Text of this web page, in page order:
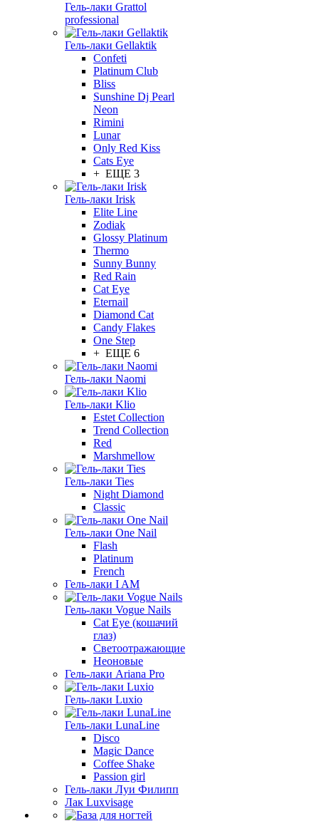
Гель-лаки Grattol
professional
Гель-лаки Gellaktik
Confeti
Platinum Club
Bliss
Sunshine Dj Pearl
Neon
Rimini
Lunar
Only Red Kiss
Cats Eye
+ ЕЩЕ 3
Гель-лаки Irisk
Elite Line
Zodiak
Glossy Platinum
Thermo
Sunny Bunny
Red Rain
Cat Eye
Eternail
Diamond Cat
Candy Flakes
One Step
+ ЕЩЕ 6
Гель-лаки Naomi
Гель-лаки Klio
Estet Collection
Trend Collection
Red
Marshmellow
Гель-лаки Ties
Night Diamond
Classic
Гель-лаки One Nail
Flash
Platinum
French
Гель-лаки I AM
Гель-лаки Vogue Nails
Cat Eye (кошачий
глаз)
Светоотражающие
Неоновые
Гель-лаки Ariana Pro
Гель-лаки Luxio
Гель-лаки LunaLine
Disco
Magic Dance
Coffee Shake
Passion girl
Гель-лаки Луи Филипп
Лак Luxvisage